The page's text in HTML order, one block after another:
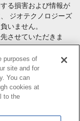
る損害および情報が
ジオテクノロジーズ
いません。
させていただきま
す）の際には、内容
な説明を受け、ご自
動産業務ソリューシ
こちら
purposes of
site and for
You can
cookies at
to the